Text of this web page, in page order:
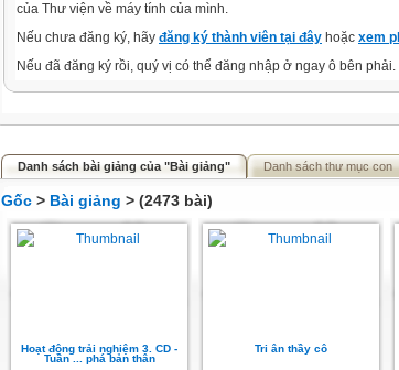
của Thư viện về máy tính của mình.
Nếu chưa đăng ký, hãy đăng ký thành viên tại đây hoặc xem
Nếu đã đăng ký rồi, quý vị có thể đăng nhập ở ngay ô bên phải.
Danh sách bài giảng của "Bài giảng" Danh sách thư mục con
Gốc > Bài giảng > (2473 bài)
Hoạt động trải nghiệm 3. CD -
Tuần ... phá bản thân
Tri ân thầy cô